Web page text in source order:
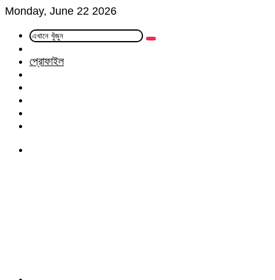
Monday, June 22 2026
এখানে
Article
প্রোফাইল